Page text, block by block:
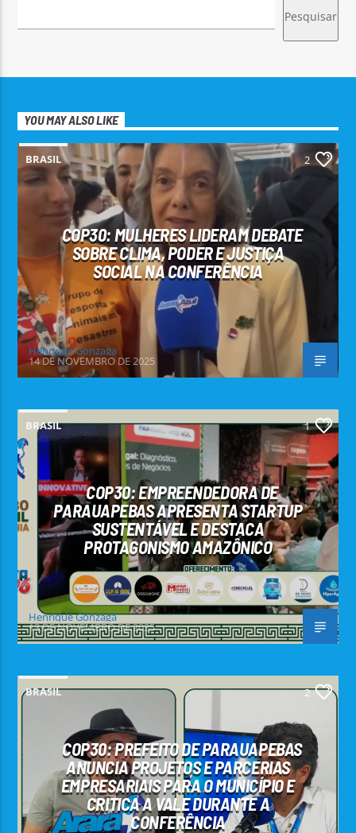
Pesquisar
YOU MAY ALSO LIKE
BRASIL 2
COP30: MULHERES LIDERAM DEBATE
SOBRE CLIMA, PODER E JUSTIÇA
SOCIAL NA CONFERÊNCIA
Henrique Gonzaga
14 DE NOVEMBRO DE 2025
BRASIL 1
COP30: EMPREENDEDORA DE
PARAUAPEBAS APRESENTA STARTUP
SUSTENTÁVEL E DESTACA
PROTAGONISMO AMAZÔNICO
Henrique Gonzaga
13 DE NOVEMBRO DE 2025
BRASIL 2
COP30: PREFEITO DE PARAUAPEBAS
ANUNCIA PROJETOS E PARCERIAS
EMPRESARIAIS PARA O MUNICÍPIO E
CRITICA A VALE DURANTE A
CONFERÊNCIA